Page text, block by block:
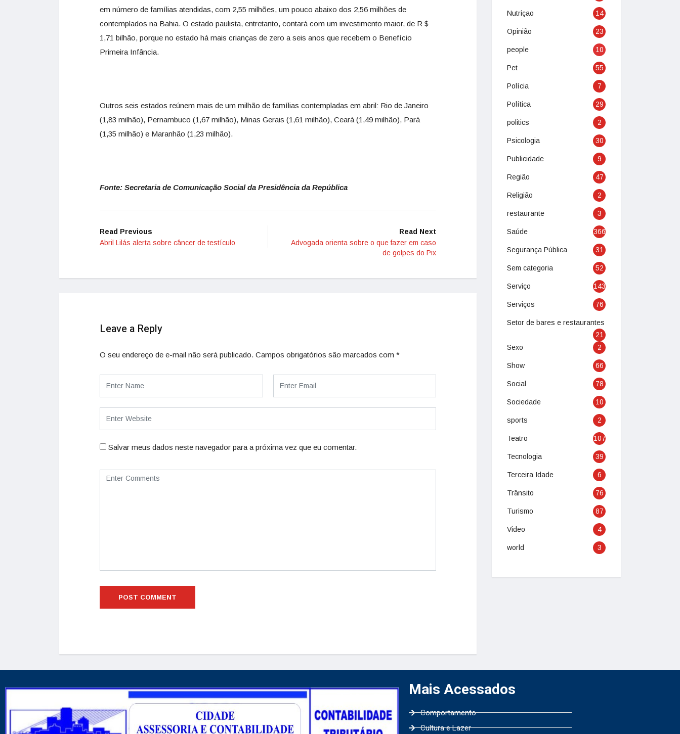
em número de famílias atendidas, com 2,55 milhões, um pouco abaixo dos 2,56 milhões de
contemplados na Bahia. O estado paulista, entretanto, contará com um investimento maior, de R＄
1,71 bilhão, porque no estado há mais crianças de zero a seis anos que recebem o Benefício
Primeira Infância.
Outros seis estados reúnem mais de um milhão de famílias contempladas em abril: Rio de Janeiro
(1,83 milhão), Pernambuco (1,67 milhão), Minas Gerais (1,61 milhão), Ceará (1,49 milhão), Pará
(1,35 milhão) e Maranhão (1,23 milhão).
Fonte: Secretaria de Comunicação Social da Presidência da República
Read Previous
Abril Lilás alerta sobre câncer de testículo
Read Next
Advogada orienta sobre o que fazer em caso
de golpes do Pix
Leave a Reply
O seu endereço de e-mail não será publicado. Campos obrigatórios são marcados com *
Salvar meus dados neste navegador para a próxima vez que eu comentar.
Nutriçao 14
Opinião 23
people 10
Pet 55
Polícia 7
Política 29
politics 2
Psicologia 30
Publicidade 9
Região 47
Religião 2
restaurante 3
Saúde 366
Segurança Pública 31
Sem categoria 52
Serviço 143
Serviços 76
Setor de bares e restaurantes
21
Sexo
2
Show 66
Social 78
Sociedade 10
sports 2
Teatro 107
Tecnologia 39
Terceira Idade 6
Trânsito 76
Turismo 87
Video 4
world 3
Mais Acessados
Comportamento
Cultura e Lazer